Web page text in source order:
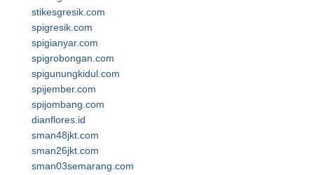
stikesgresik.com
spigresik.com
spigianyar.com
spigrobongan.com
spigunungkidul.com
spijember.com
spijombang.com
dianflores.id
sman48jkt.com
sman26jkt.com
sman03semarang.com